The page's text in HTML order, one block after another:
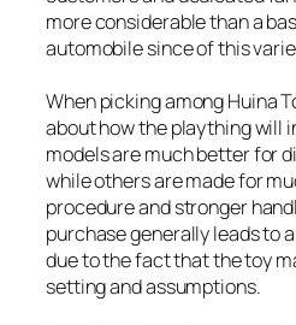
more considerable than a
automobile since of this
When picking among Huina
about how the plaything will
models are much better for
while others are made for
procedure and stronger
purchase generally leads to
due to the fact that the toy
setting and assumptions.